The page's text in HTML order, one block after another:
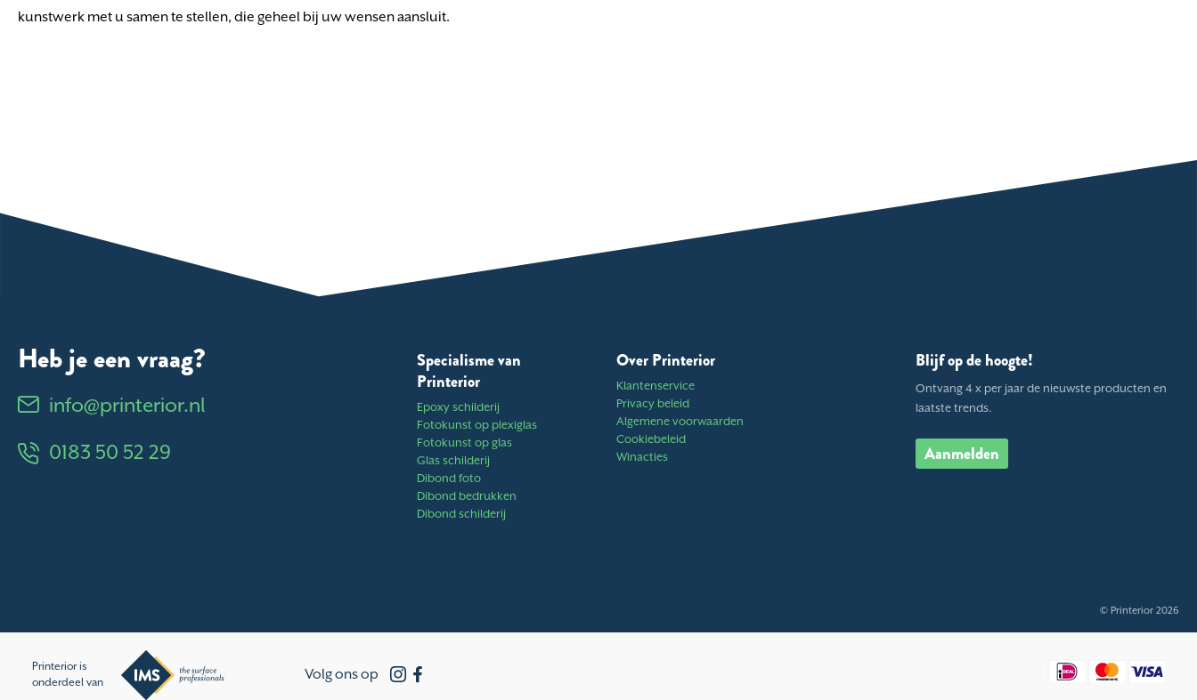
kunstwerk met u samen te stellen, die geheel bij uw wensen aansluit.
Heb je een vraag?
info@printerior.nl
0183 50 52 29
Specialisme van
Printerior
Epoxy schilderij
Fotokunst op plexiglas
Fotokunst op glas
Glas schilderij
Dibond foto
Dibond bedrukken
Dibond schilderij
Over Printerior
Klantenservice
Privacy beleid
Algemene voorwaarden
Cookiebeleid
Winacties
Blijf op de hoogte!
Ontvang 4 x per jaar de nieuwste producten en
laatste trends.
Aanmelden
© Printerior 2026
Printerior is
onderdeel van
Volg ons op